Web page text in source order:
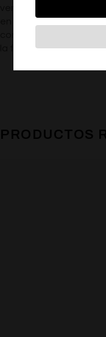
verano con nuestro
contiene azúcar ni
la forma más jugosa
PRODUCTOS